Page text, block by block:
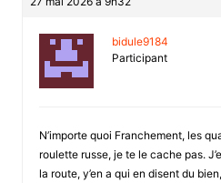
bidule9184
Participant
N’importe quoi Franchement, les
roulette russe, je te le cache pas.
la route, y’en a qui en disent du